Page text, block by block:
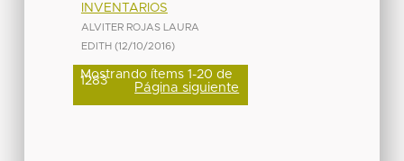
INVENTARIOS
ALVITER ROJAS LAURA
EDITH (12/10/2016)
Mostrando ítems 1-20 de
1283 Página siguiente